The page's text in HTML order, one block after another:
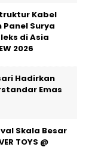
Kabel
Surya
di Asia
2026
Hadirkan
Emas
Skala Besar
TOYS @